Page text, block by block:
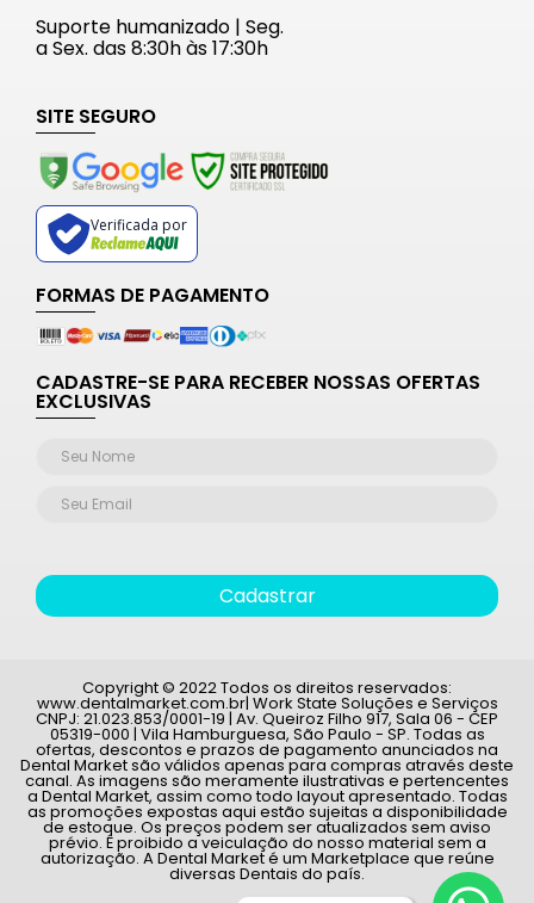
Suporte humanizado | Seg.
a Sex. das 8:30h às 17:30h
SITE SEGURO
Verificada por
FORMAS DE PAGAMENTO
CADASTRE-SE PARA RECEBER NOSSAS OFERTAS
EXCLUSIVAS
Cadastrar
Copyright © 2022 Todos os direitos reservados:
www.dentalmarket.com.br| Work State Soluções e Serviços
CNPJ: 21.023.853/0001-19 | Av. Queiroz Filho 917, Sala 06 - CEP
05319-000 | Vila Hamburguesa, São Paulo - SP. Todas as
ofertas, descontos e prazos de pagamento anunciados na
Dental Market são válidos apenas para compras através deste
canal. As imagens são meramente ilustrativas e pertencentes
a Dental Market, assim como todo layout apresentado. Todas
as promoções expostas aqui estão sujeitas a disponibilidade
de estoque. Os preços podem ser atualizados sem aviso
prévio. É proibido a veiculação do nosso material sem a
autorização. A Dental Market é um Marketplace que reúne
diversas Dentais do país.